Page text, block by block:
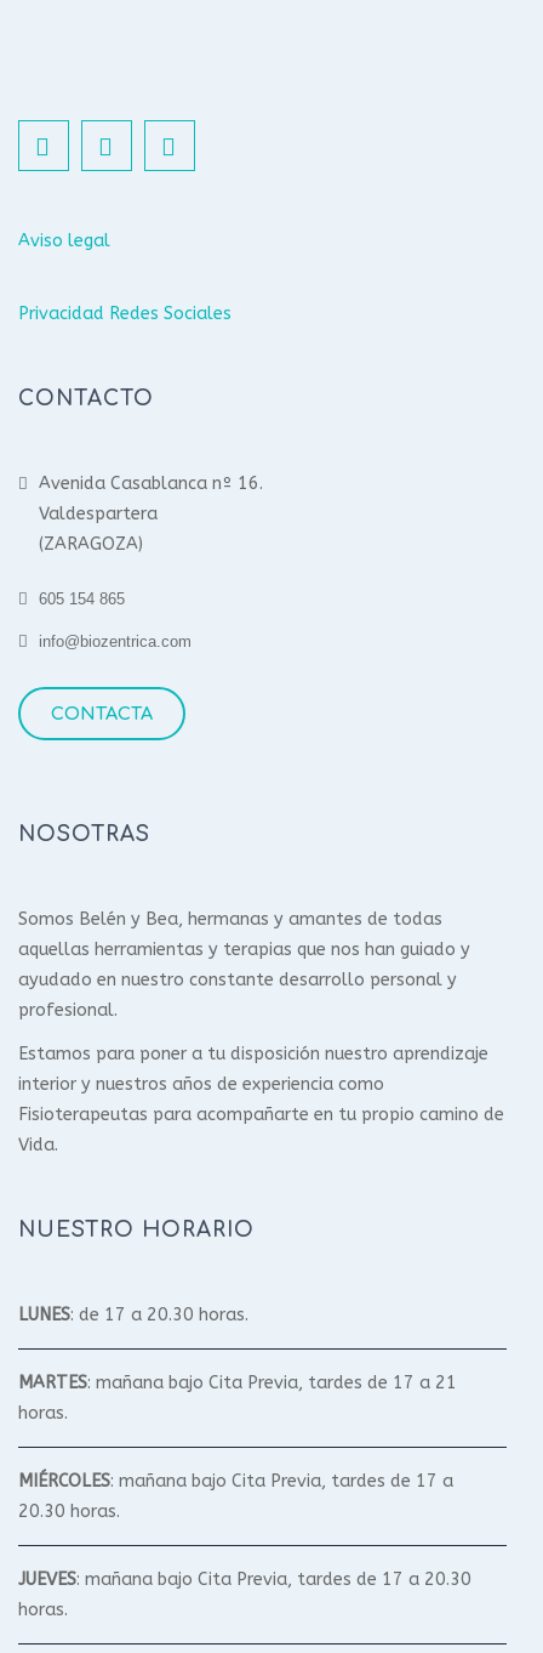
Aviso legal
Privacidad Redes Sociales
CONTACTO
Avenida Casablanca nº 16.
Valdespartera
(ZARAGOZA)
605 154 865
info@biozentrica.com
CONTACTA
NOSOTRAS
Somos Belén y Bea, hermanas y amantes de todas
aquellas herramientas y terapias que nos han guiado y
ayudado en nuestro constante desarrollo personal y
profesional.
Estamos para poner a tu disposición nuestro aprendizaje
interior y nuestros años de experiencia como
Fisioterapeutas para acompañarte en tu propio camino de
Vida.
NUESTRO HORARIO
LUNES: de 17 a 20.30 horas.
MARTES: mañana bajo Cita Previa, tardes de 17 a 21
horas.
MIÉRCOLES: mañana bajo Cita Previa, tardes de 17 a
20.30 horas.
JUEVES: mañana bajo Cita Previa, tardes de 17 a 20.30
horas.